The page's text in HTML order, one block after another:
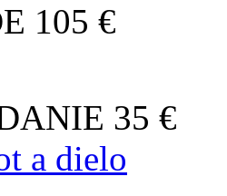
105 €
35 €
a dielo